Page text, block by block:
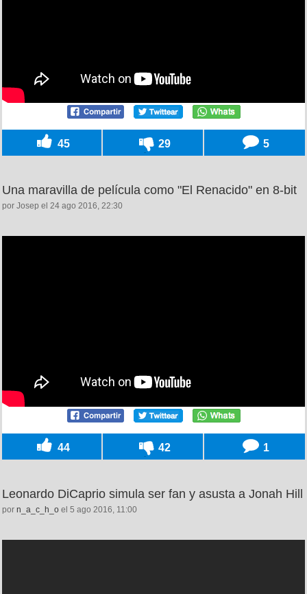
45 29 5
Una maravilla de película como "El Renacido" en 8-bit
por Josep el 24 ago 2016, 22:30
44 42 1
Leonardo DiCaprio simula ser fan y asusta a Jonah Hill
por n_a_c_h_o el 5 ago 2016, 11:00